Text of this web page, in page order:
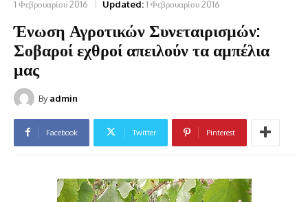
1 Φεβρουαρίου 2016 Updated:1 Φεβρουαρίου 2016
Ένωση Αγροτικών Συνεταιρισμών:
Σοβαροί εχθροί απειλούν τα αμπέλια
μας
By admin
Facebook Twitter Pinterest